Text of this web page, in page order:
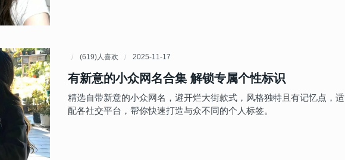
(619)人喜欢 2025-11-17
有新意的小众网名合集 解锁专属个性标识
精选自带新意的小众网名，避开烂大街款式，风格独特且有记忆点，适
配各社交平台，帮你快速打造与众不同的个人标签。